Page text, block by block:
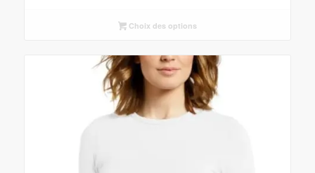
Choix des options